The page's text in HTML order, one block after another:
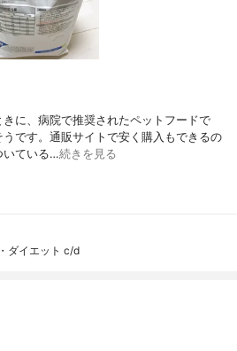
に、病院で推奨されたペットフードで
です。通販サイトで安く購入もできるの
いている…続きを見る
ダイエット c/d